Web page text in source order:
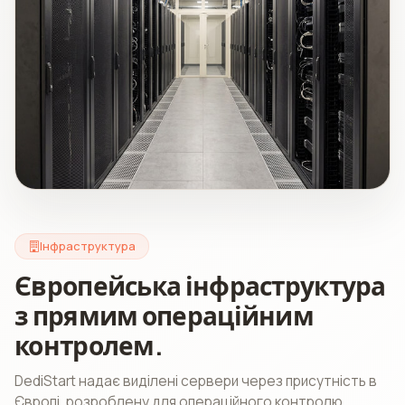
Інфраструктура
Європейська інфраструктура
з прямим операційним
контролем.
DediStart надає виділені сервери через присутність в